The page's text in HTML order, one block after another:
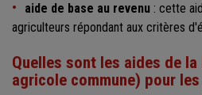
aide de base au revenu : cette
agriculteurs répondant aux critères
Quelles sont les aides de
agricole commune) pour